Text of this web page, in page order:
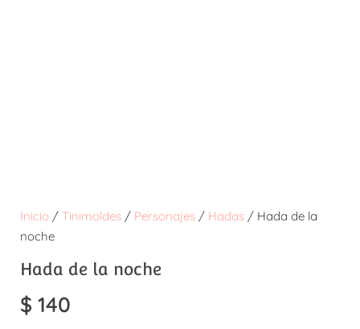
Inicio/ Tinimoldes/ Personajes/ Hadas/ Hada de la
noche
Hada de la noche
$ 140